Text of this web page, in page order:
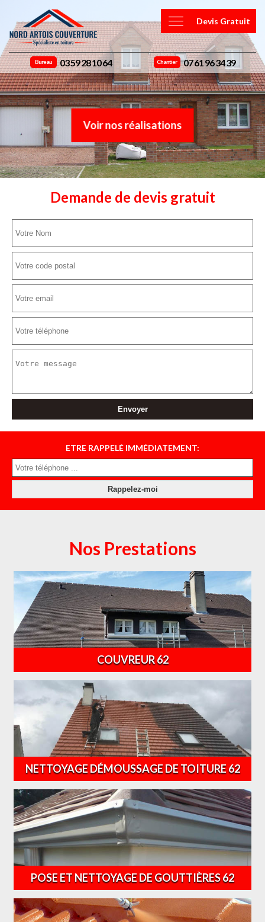
Devis Gratuit
Bureau 03 59 28 10 64 Chantier 07 61 96 34 39
Voir nos réalisations
Demande de devis gratuit
ETRE RAPPELÉ IMMÉDIATEMENT:
Nos Prestations
COUVREUR 62
NETTOYAGE DÉMOUSSAGE DE TOITURE 62
POSE ET NETTOYAGE DE GOUTTIÈRES 62